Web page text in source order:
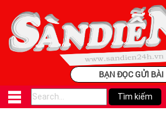
BẠN ĐỌC GỬI BÀI